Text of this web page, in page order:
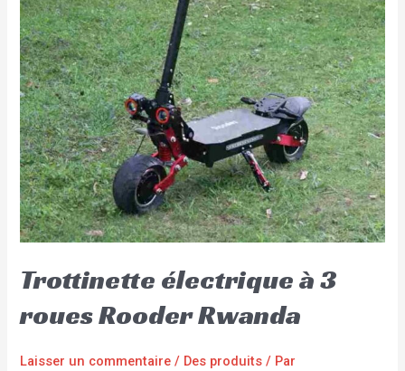
Trottinette électrique à 3
roues Rooder Rwanda
Laisser un commentaire / Des produits / Par